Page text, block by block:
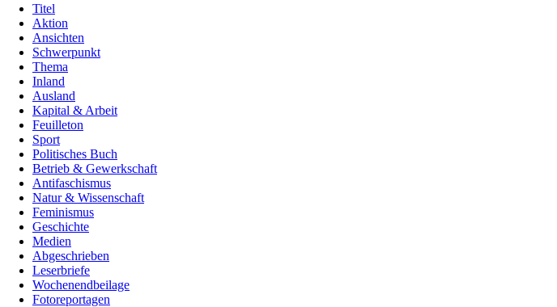
Titel
Aktion
Ansichten
Schwerpunkt
Thema
Inland
Ausland
Kapital & Arbeit
Feuilleton
Sport
Politisches Buch
Betrieb & Gewerkschaft
Antifaschismus
Natur & Wissenschaft
Feminismus
Geschichte
Medien
Abgeschrieben
Leserbriefe
Wochenendbeilage
Fotoreportagen